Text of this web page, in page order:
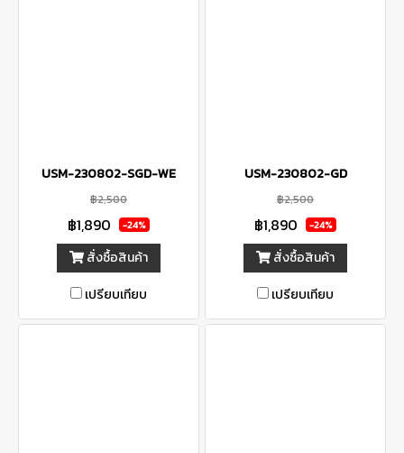
USM-230802-SGD-WE
฿2,500
฿1,890 -24%
สั่งซื้อสินค้า
เปรียบเทียบ
USM-230802-GD
฿2,500
฿1,890 -24%
สั่งซื้อสินค้า
เปรียบเทียบ